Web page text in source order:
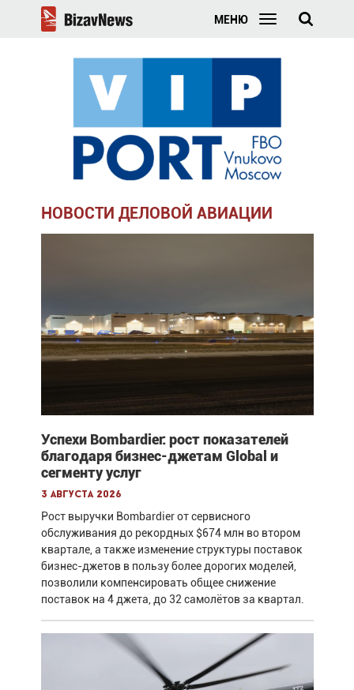
МЕНЮ
НОВОСТИ ДЕЛОВОЙ АВИАЦИИ
Успехи Bombardier: рост показателей
благодаря бизнес-джетам Global и
сегменту услуг
3 августа 2026
Рост выручки Bombardier от сервисного
обслуживания до рекордных $674 млн во втором
квартале, а также изменение структуры поставок
бизнес-джетов в пользу более дорогих моделей,
позволили компенсировать общее снижение
поставок на 4 джета, до 32 самолётов за квартал.